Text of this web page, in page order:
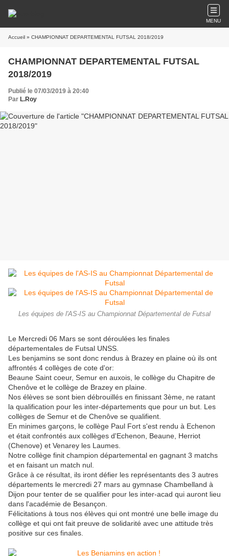
MENU
Accueil » CHAMPIONNAT DEPARTEMENTAL FUTSAL 2018/2019
CHAMPIONNAT DEPARTEMENTAL FUTSAL
2018/2019
Publié le 07/03/2019 à 20:40
Par L.Roy
Les équipes de l'AS-IS au Championnat Départemental de Futsal
Le Mercredi 06 Mars se sont déroulées les finales
départementales de Futsal UNSS.
Les benjamins se sont donc rendus à Brazey en plaine où ils ont
affrontés 4 collèges de cote d'or:
Beaune Saint coeur, Semur en auxois, le collège du Chapitre de
Chenôve et le collège de Brazey en plaine.
Nos élèves se sont bien débrouillés en finissant 3ème, ne ratant
la qualification pour les inter-départements que pour un but. Les
collèges de Semur et de Chenôve se qualifient.
En minimes garçons, le collège Paul Fort s'est rendu à Echenon
et était confrontés aux collèges d'Echenon, Beaune, Herriot
(Chenove) et Venarey les Laumes.
Notre collège finit champion départemental en gagnant 3 matchs
et en faisant un match nul.
Grâce à ce résultat, ils iront défier les représentants des 3 autres
départements le mercredi 27 mars au gymnase Chambelland à
Dijon pour tenter de se qualifier pour les inter-acad qui auront lieu
dans l'académie de Besançon.
Félicitations à tous nos élèves qui ont montré une belle image du
collège et qui ont fait preuve de solidarité avec une attitude très
positive sur ces finales.